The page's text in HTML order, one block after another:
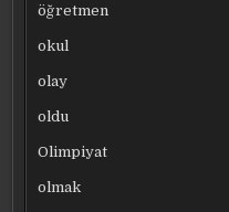
öğretmen
okul
olay
oldu
Olimpiyat
olmak